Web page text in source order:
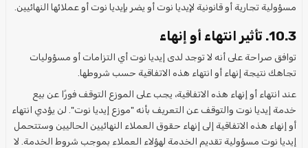
مسؤولية تجارية أو قانونية لإيديا نوت أو يضر بإيديا نوت أو عملائها النهائيين.
10.3. تأثير انتهاء أو إنهاء
توافق صراحة على أنه لا توجد لدى إيديا نوت أي التزامات أو مسؤوليات
تجاهك نتيجة إنهاء أو انتهاء هذه الاتفاقية حسب شروطها.
عند انتهاء أو إنهاء هذه الاتفاقية، يجب على الموزع التوقف فورًا عن بيع
خدمة إيديا نوت والتوقف عن التعريف بأنه "موزع إيديا نوت". لن يؤدي انتهاء
أو إنهاء هذه الاتفاقية إلى إنهاء حقوق العملاء النهائيين الحاليين وستتحمل
إيديا نوت مسؤولية تقديم الخدمة لهؤلاء العملاء بموجب شروط الخدمة. لا